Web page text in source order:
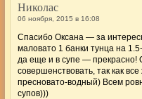
Николас
06 ноября, 2015 в 16:08
Спасибо Оксана — за
маловато 1 банки тунца на
да еще и в супе — прекрасно!
совершенствовать, так как
пресновато-водный) Всем
супов)))